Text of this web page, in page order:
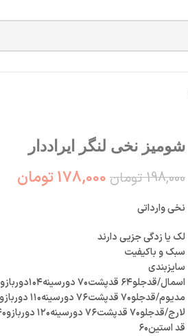
شومیز نخی لنگر ایراددار
198,000 تومان 178,000تومان
نخی وارداتی
لک یا زدگی جزیی دارند
سبک و باکیفیت
سایزبندی
اسمال/قدجلو۶۴ قدپشت۷۰ دورسینه۱۰۴دوربازو۳۴
مدیوم/قدجلو۷۰ قدپشت۷۶ دورسینه۱۱۰ دوربازو۳۸
لارج/قدجلو۷۰ قدپشت۷۶ دورسینه۱۲۰ دوربازو۴۰
قد استین۶۰